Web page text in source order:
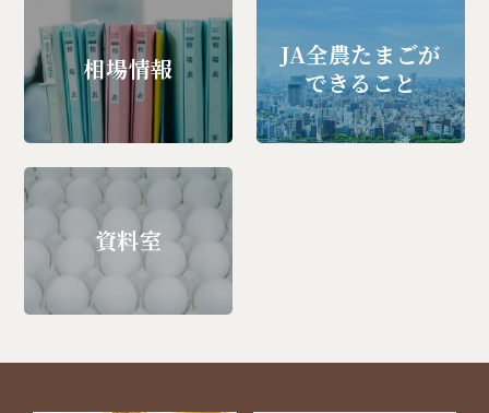
相場情報
JA全農たまごが
できること
資料室